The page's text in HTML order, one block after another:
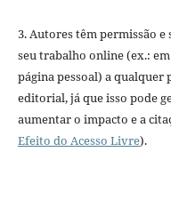
3. Autores têm permissão
seu trabalho online (ex.:
página pessoal) a qualquer
editorial, já que isso pode
aumentar o impacto e a
Efeito do Acesso Livre).